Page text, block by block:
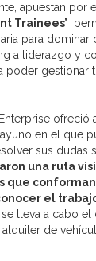
apuestan por
Trainees’
para dominar
a liderazgo y
poder gestionar
en el que
sus dudas
una ruta
que
el
lleva a cabo el
de